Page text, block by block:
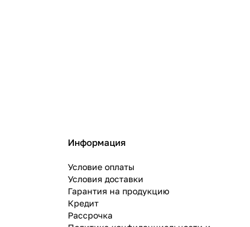
Информация
Условие оплаты
Условия доставки
Гарантия на продукцию
Кредит
Рассрочка